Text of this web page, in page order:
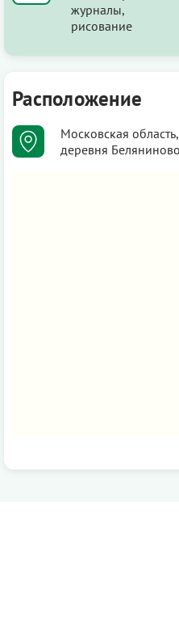
журналы,
рисование
Расположение
Московская
деревня